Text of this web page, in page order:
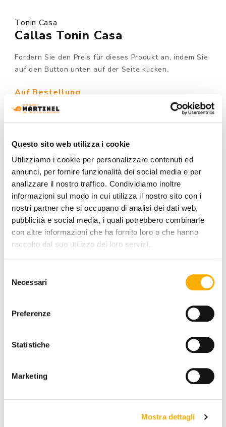
Questo sito web utilizza i cookie
Utilizziamo i cookie per personalizzare contenuti ed
annunci, per fornire funzionalità dei social media e per
analizzare il nostro traffico. Condividiamo inoltre
informazioni sul modo in cui utilizza il nostro sito con i
nostri partner che si occupano di analisi dei dati web,
pubblicità e social media, i quali potrebbero combinarle
con altre informazioni che ha fornito loro o che hanno
raccolto dal suo utilizzo dei loro servizi.
delNecessari
Preferenze
Statistiche
Marketing
Mostra dettagli
Tonin Casa
Callas Tonin Casa
Fordern Sie den Preis für dieses Produkt an, indem Sie
auf den Button unten auf der Seite klicken.
Auf Bestellung
RAHMEN AUSFÜHRUNG:
BESTER PREIS GARANTIERT